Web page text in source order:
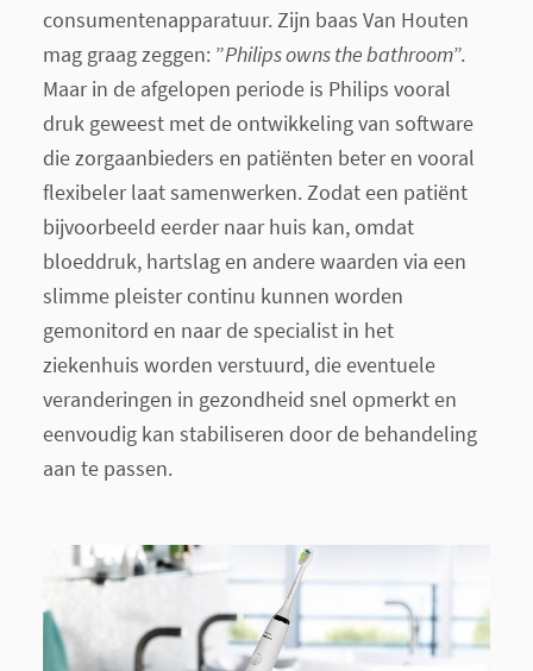
consumentenapparatuur. Zijn baas Van Houten
mag graag zeggen: ”Philips owns the bathroom”.
Maar in de afgelopen periode is Philips vooral
druk geweest met de ontwikkeling van software
die zorgaanbieders en patiënten beter en vooral
flexibeler laat samenwerken. Zodat een patiënt
bijvoorbeeld eerder naar huis kan, omdat
bloeddruk, hartslag en andere waarden via een
slimme pleister continu kunnen worden
gemonitord en naar de specialist in het
ziekenhuis worden verstuurd, die eventuele
veranderingen in gezondheid snel opmerkt en
eenvoudig kan stabiliseren door de behandeling
aan te passen.